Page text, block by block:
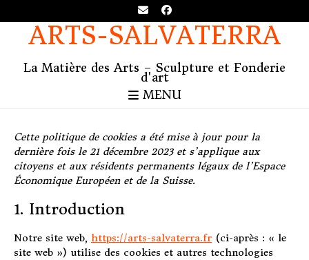
ARTS-SALVATERRA
La Matière des Arts – Sculpture et Fonderie
d'art
MENU
Cette politique de cookies a été mise à jour pour la
dernière fois le 21 décembre 2023 et s’applique aux
citoyens et aux résidents permanents légaux de l’Espace
Économique Européen et de la Suisse.
1. Introduction
Notre site web, https://arts-salvaterra.fr (ci-après : « le
site web ») utilise des cookies et autres technologies